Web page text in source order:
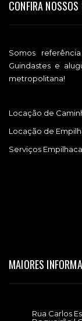
CONFIRA
Somos
Guindastes e
metropolitana!
Locação de
Locação de
Serviços
MAIORES
Rua Carlos